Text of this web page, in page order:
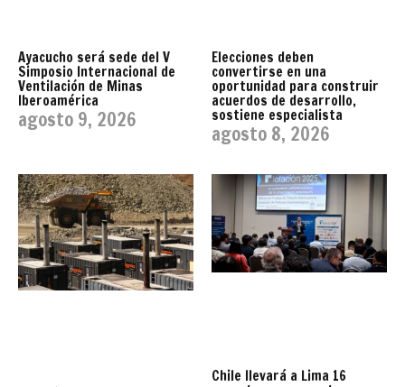
Ayacucho será sede del V
Simposio Internacional de
Ventilación de Minas
Iberoamérica
agosto 9, 2026
Elecciones deben
convertirse en una
oportunidad para construir
acuerdos de desarrollo,
sostiene especialista
agosto 8, 2026
Chile llevará a Lima 16